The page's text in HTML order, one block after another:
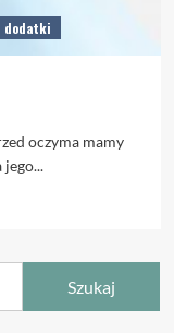
dodatki
oczyma mamy
jego...